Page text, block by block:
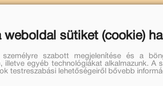
Regisztrálni a
visszajelzést küldünk. Kérjük,
itt olvasható:https://bit.ly/
weboldal sütiket (cookie)
személyre szabott megjelenítése és a
illetve egyéb technológiákat alkalmazunk. A
testreszabási lehetőségeiről bővebb